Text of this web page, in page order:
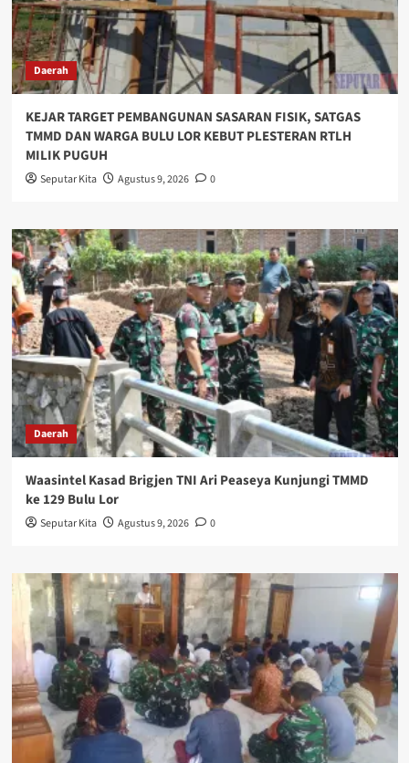
Daerah
KEJAR TARGET PEMBANGUNAN SASARAN FISIK, SATGAS
TMMD DAN WARGA BULU LOR KEBUT PLESTERAN RTLH
MILIK PUGUH
Seputar Kita Agustus 9, 2026 0
Daerah
Waasintel Kasad Brigjen TNI Ari Peaseya Kunjungi TMMD
ke 129 Bulu Lor
Seputar Kita Agustus 9, 2026 0